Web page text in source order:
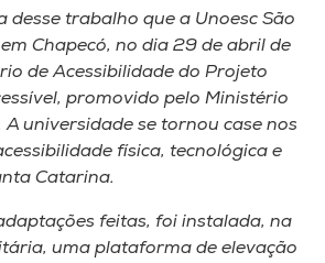
desse trabalho que a Unoesc São
Chapecó, no dia 29 de abril de
de Acessibilidade do Projeto
promovido pelo Ministério
A universidade se tornou case nos
física, tecnológica e
Catarina.
feitas, foi instalada, na
uma plataforma de elevação